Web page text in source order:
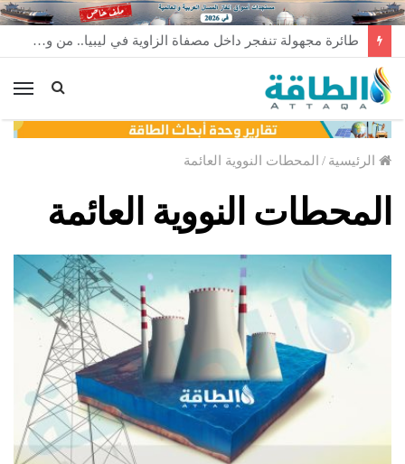
طائرة مجهولة تنفجر داخل مصفاة الزاوية في ليبيا.. من وراء إطلاقها؟
الرئيسية / المحطات النووية العائمة
المحطات النووية العائمة